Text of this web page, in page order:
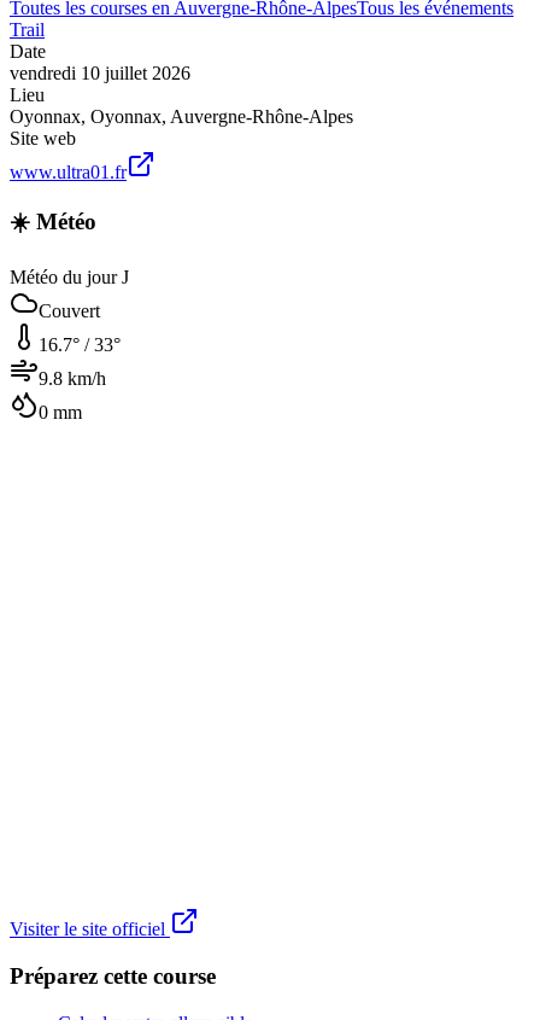
Toutes les courses en Auvergne-Rhône-AlpesTous les événements
Trail
Date
vendredi 10 juillet 2026
Lieu
Oyonnax, Oyonnax, Auvergne-Rhône-Alpes
Site web
www.ultra01.fr
☀️ Météo
Météo du jour J
Couvert
16.7° /33°
9.8 km/h
0 mm
Visiter le site officiel
Préparez cette course